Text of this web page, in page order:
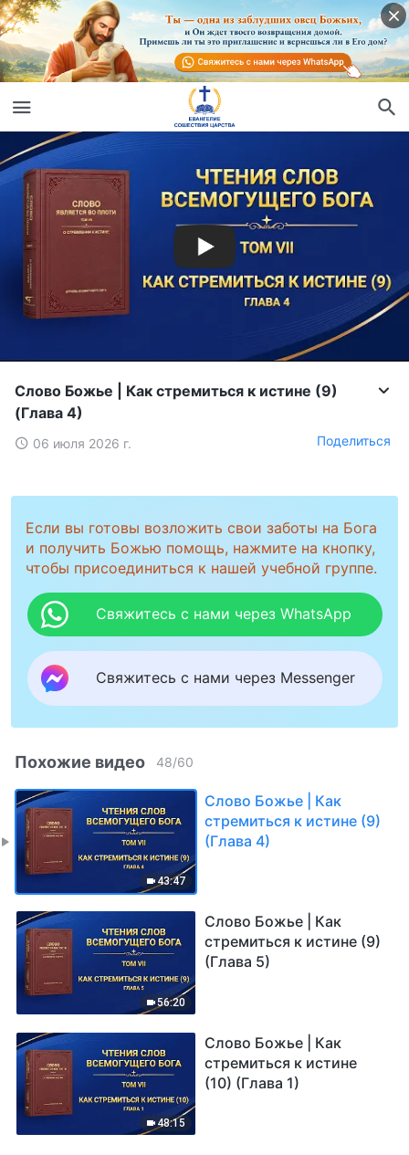
Слово Божье | Как стремиться к истине (9)
(Глава 4)
06 июля 2026 г. Поделиться
Если вы готовы возложить свои заботы на Бога
и получить Божью помощь, нажмите на кнопку,
чтобы присоединиться к нашей учебной группе.
Свяжитесь с нами через WhatsApp
Свяжитесь с нами через Messenger
Похожие видео 48/60
43:47
Слово Божье | Как
стремиться к истине (9)
(Глава 4)
56:20
Слово Божье | Как
стремиться к истине (9)
(Глава 5)
48:15
Слово Божье | Как
стремиться к истине
(10) (Глава 1)